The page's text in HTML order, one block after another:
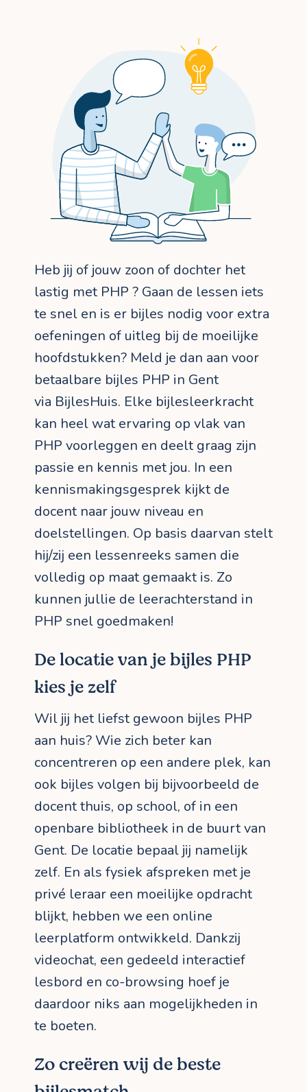
Heb jij of jouw zoon of dochter het
lastig met PHP ? Gaan de lessen iets
te snel en is er bijles nodig voor extra
oefeningen of uitleg bij de moeilijke
hoofdstukken? Meld je dan aan voor
betaalbare bijles PHP in Gent
via BijlesHuis. Elke bijlesleerkracht
kan heel wat ervaring op vlak van
PHP voorleggen en deelt graag zijn
passie en kennis met jou. In een
kennismakingsgesprek kijkt de
docent naar jouw niveau en
doelstellingen. Op basis daarvan stelt
hij/zij een lessenreeks samen die
volledig op maat gemaakt is. Zo
kunnen jullie de leerachterstand in
PHP snel goedmaken!
De locatie van je bijles PHP
kies je zelf
Wil jij het liefst gewoon bijles PHP
aan huis? Wie zich beter kan
concentreren op een andere plek, kan
ook bijles volgen bij bijvoorbeeld de
docent thuis, op school, of in een
openbare bibliotheek in de buurt van
Gent. De locatie bepaal jij namelijk
zelf. En als fysiek afspreken met je
privé leraar een moeilijke opdracht
blijkt, hebben we een online
leerplatform ontwikkeld. Dankzij
videochat, een gedeeld interactief
lesbord en co-browsing hoef je
daardoor niks aan mogelijkheden in
te boeten.
Zo creëren wij de beste